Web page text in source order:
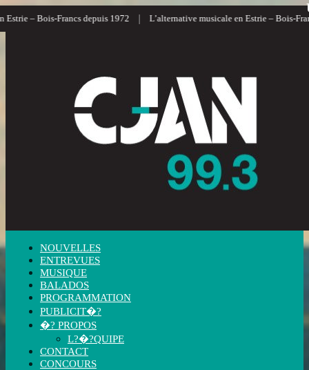
– Bois-Francs depuis 1972 | L’alternative musicale en Estrie – Bois-Francs
NOUVELLES
ENTREVUES
MUSIQUE
BALADOS
PROGRAMMATION
PUBLICIT�?
�? PROPOS
L?�?QUIPE
CONTACT
CONCOURS